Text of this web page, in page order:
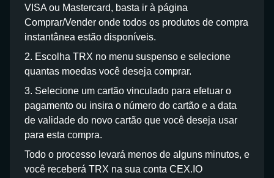
VISA ou Mastercard, basta ir à página
Comprar/Vender onde todos os produtos de compra
instantânea estão disponíveis.
2. Escolha TRX no menu suspenso e selecione
quantas moedas você deseja comprar.
3. Selecione um cartão vinculado para efetuar o
pagamento ou insira o número do cartão e a data
de validade do novo cartão que você deseja usar
para esta compra.
Todo o processo levará menos de alguns minutos, e
você receberá TRX na sua conta CEX.IO